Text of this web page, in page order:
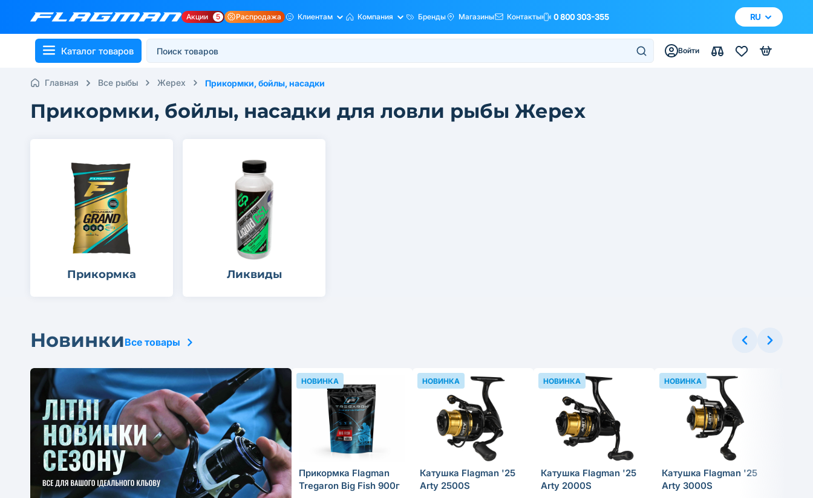
Акции 5 Распродажа Клиентам Компания Бренды Магазины Контакты 0 800 303-355 RU
Каталог товаров Войти
Главная Все рыбы Жерех Прикормки, бойлы, насадки
Прикормки, бойлы, насадки для ловли рыбы Жерех
Прикормка Ликвиды
НовинкиВсе товары
Прикормка Flagman
Tregaron Big Fish 900г
НОВИНКА
Катушка Flagman '25
Arty 2500S
НОВИНКА
Катушка Flagman '25
Arty 2000S
НОВИНКА
Катушка Flagman '25
Arty 3000S
НОВИНКА